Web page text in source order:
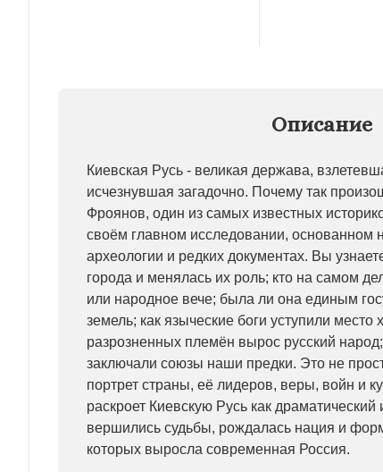
Описание
Киевская Русь - великая держава,
исчезнувшая загадочно. Почему так
Фроянов, один из самых известных
своём главном исследовании, основанном
археологии и редких документах. Вы
города и менялась их роль; кто на самом
или народное вече; была ли она единым
земель; как языческие боги уступили место
разрозненных племён вырос русский
заключали союзы наши предки. Это не
портрет страны, её лидеров, веры, войн и
раскроет Киевскую Русь как
вершились судьбы, рождалась нация и
которых выросла современная Россия.